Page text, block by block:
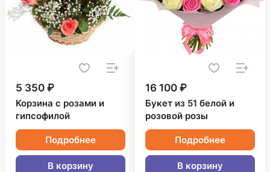
5 350 ₽
Корзина с розами и
гипсофилой
Подробнее
В корзину
16 100 ₽
Букет из 51 белой и
розовой розы
Подробнее
В корзину